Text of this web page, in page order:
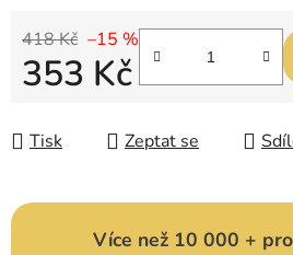
418 Kč –15 %
353 Kč
Tisk Zeptat se
Více než 10 000 +